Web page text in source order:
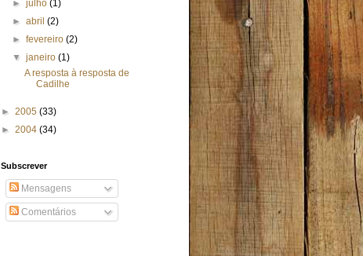
►julho(1)
►abril(2)
►fevereiro(2)
▼janeiro(1)
A resposta à resposta de
Cadilhe
► 2005 (33)
► 2004 (34)
Subscrever
Mensagens
Comentários